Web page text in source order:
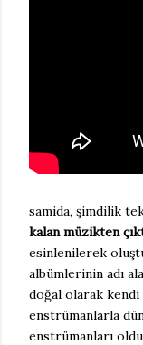
samida, şimdilik
kalan müzikten
esinlenilerek
albümlerinin adı
doğal olarak kendi
enstrümanlarla
enstrümanları